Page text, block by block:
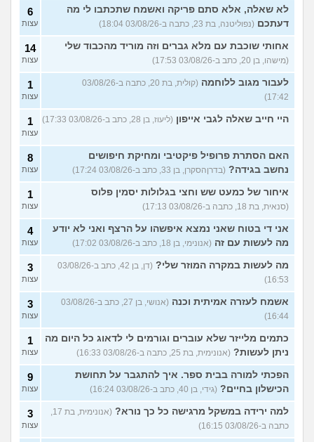
לא שאלה, אלא סתם פריקה ואשמח שתכתבו לי מה
דעתכם (נפוליטנה, בת 23, כתבה ב-03/08/26 18:04)
6
עצות
אחותי שוכבת עם מלא גברים וזה מוריד מהכבוד שלי
(מישהו, בן 20, כתב ב-03/08/26 17:53)
14
עצות
לעבור מגוב ללוחמה
(קולית, בת 20, כתבה ב-03/08/26
17:42)
1
עצות
היי חייב שאלה לגבי אייפון (ליעוז, בן 28, כתב ב-03/08/26 17:33) 1
עצות
האם הסתרת פרופיל פיקטיבי ומחיקת חיפושים
נחשב בגידה? (בדרןהסקרן, בן 33, כתב ב-03/08/26 17:24)
8
עצות
איחור של כמעט שש וחצי בגלולות יסמין פלוס
(סנאית, בת 18, כתבה ב-03/08/26 17:13)
1
עצות
אני די בטוח שאני נמצא איפשהו על הרצף ואני לא יודע
מה לעשות עם זה (אנונימי, בן 18, כתב ב-03/08/26 17:02)
4
עצות
מה לעשות במקרה המוזר שלי?
(דן, בן 42, כתב ב-03/08/26
16:53)
3
עצות
אשמח לעזרה אמיתית וכנה
(אנושי, בן 27, כתב ב-03/08/26
16:44)
3
עצות
כתמים מלייזר שלא עוברים וגורמים לי לדאוג כל היום מה
ניתן לעשות? (אנונימית, בת 25, כתבה ב-03/08/26 16:33)
1
עצות
הפכתי למורה בבית ספר. איך להתגבר על תחושת
הכישלון בחיים? (גידי, בן 40, כתב ב-03/08/26 16:24)
9
עצות
למה ירידה במשקל מרגישה כל כך נורא?
(אנונימית, בת 17,
כתבה ב-03/08/26 16:15)
3
עצות